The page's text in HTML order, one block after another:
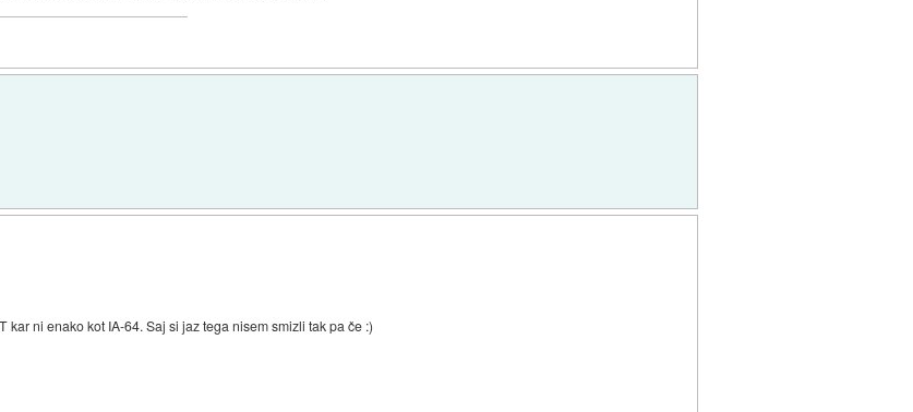
ni enako kot IA-64. Saj si jaz tega nisem smizli tak pa če :)